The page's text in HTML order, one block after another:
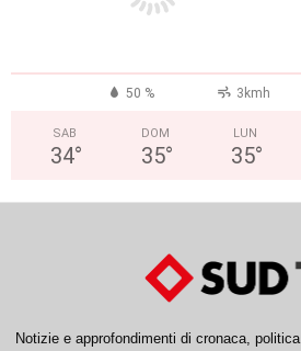
50 % 3kmh
SAB
34°
DOM
35°
LUN
35°
Notizie e approfondimenti di cronaca,